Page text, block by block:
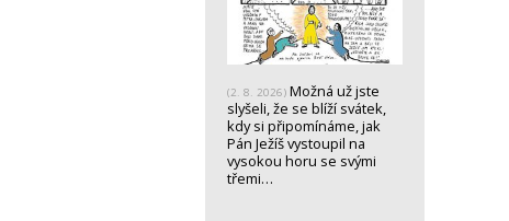
(2. 8. 2026) Možná už jste
slyšeli, že se blíží svátek,
kdy si připomínáme, jak
Pán Ježíš vystoupil na
vysokou horu se svými
třemi…